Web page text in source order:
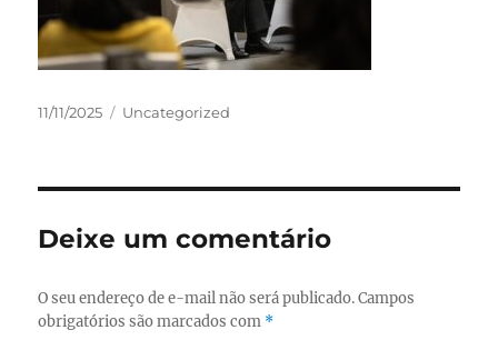
Publicado
11/11/2025 Categorias
Uncategorized
Deixe um comentário
O seu endereço de e-mail não será publicado. Campos
obrigatórios são marcados com *